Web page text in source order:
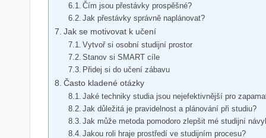
Čím jsou přestávky prospěšné?
Jak přestávky správně naplánovat?
Jak se motivovat k učení
Vytvoř si osobní studijní prostor
Stanov si SMART cíle
Přidej si do učení zábavu
Často kladené otázky
Jaké techniky studia jsou nejefektivnější pro
Jak důležitá je pravidelnost a plánování při studiu?
Jak může metoda pomodoro zlepšit mé studijní
Jakou roli hraje prostředí ve studijním procesu?